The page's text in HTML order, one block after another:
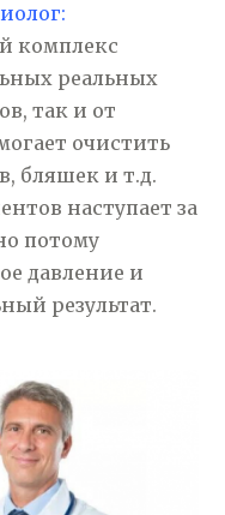
комплекс
реальных
так и от
очистить
бляшек и т.д.
наступает за
потому
давление и
результат.